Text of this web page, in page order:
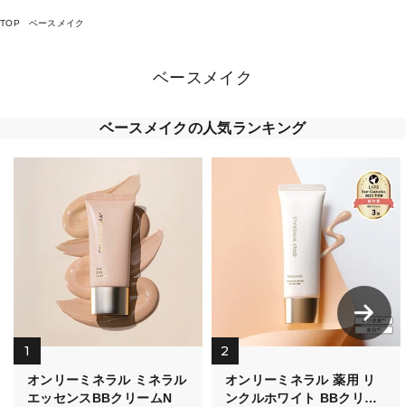
TOP ベースメイク
ベースメイク
ベースメイクの人気ランキング
1
オンリーミネラル ミネラル
エッセンスBBクリームN
2
オンリーミネラル 薬用 リ
ンクルホワイト BBクリー